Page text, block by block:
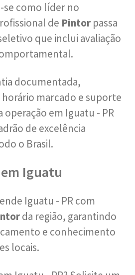
se como líder no
de Pintor passa
que inclui avaliação
documentada,
marcado e suporte
operação em Iguatu - PR
de excelência
o Brasil.
Iguatu
Iguatu - PR com
da região, garantindo
e conhecimento
locais.